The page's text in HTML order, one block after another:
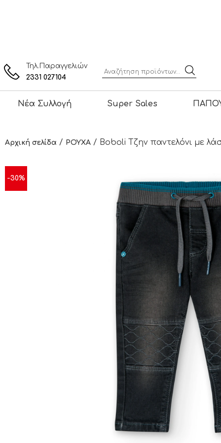
Τηλ.Παραγγελιών
2331 027104
Νέα Συλλογή Super Sales
Αρχική σελίδα / ΡΟΥΧΑ / Boboli Τζην παντελόνι με
-30%